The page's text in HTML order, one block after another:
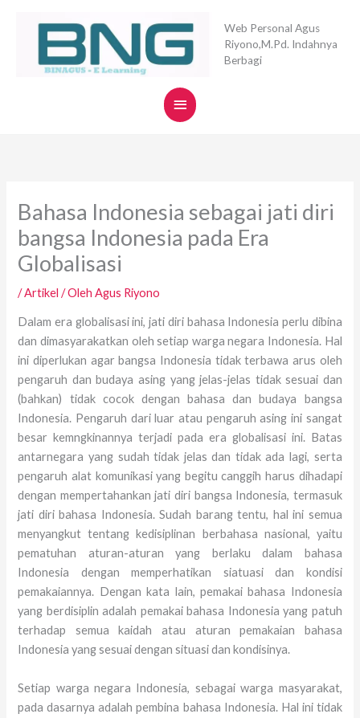
Web Personal Agus
Riyono,M.Pd. Indahnya
Berbagi
Menu
Utama
Bahasa Indonesia sebagai jati diri
bangsa Indonesia pada Era
Globalisasi
/Artikel / OlehAgus Riyono
Dalam era globalisasi ini, jati diri bahasa Indonesia perlu dibina
dan dimasyarakatkan oleh setiap warga negara Indonesia. Hal
ini diperlukan agar bangsa Indonesia tidak terbawa arus oleh
pengaruh dan budaya asing yang jelas-jelas tidak sesuai dan
(bahkan) tidak cocok dengan bahasa dan budaya bangsa
Indonesia. Pengaruh dari luar atau pengaruh asing ini sangat
besar kemngkinannya terjadi pada era globalisasi ini. Batas
antarnegara yang sudah tidak jelas dan tidak ada lagi, serta
pengaruh alat komunikasi yang begitu canggih harus dihadapi
dengan mempertahankan jati diri bangsa Indonesia, termasuk
jati diri bahasa Indonesia. Sudah barang tentu, hal ini semua
menyangkut tentang kedisiplinan berbahasa nasional, yaitu
pematuhan aturan-aturan yang berlaku dalam bahasa
Indonesia dengan memperhatikan siatuasi dan kondisi
pemakaiannya. Dengan kata lain, pemakai bahasa Indonesia
yang berdisiplin adalah pemakai bahasa Indonesia yang patuh
terhadap semua kaidah atau aturan pemakaian bahasa
Indonesia yang sesuai dengan situasi dan kondisinya.
Setiap warga negara Indonesia, sebagai warga masyarakat,
pada dasarnya adalah pembina bahasa Indonesia. Hal ini tidak